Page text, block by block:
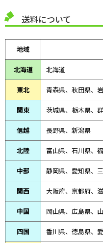
送料について
地域
北海道 北海道
東北 青森県、 秋田県、
関東 茨城県、栃木県、
信越 長野県、新潟県
北陸 富山県、 石川県、
中部 静岡県、 愛知県、
関西 大阪府、京都府、
中国 岡山県、広島県、
四国 香川県、徳島県、